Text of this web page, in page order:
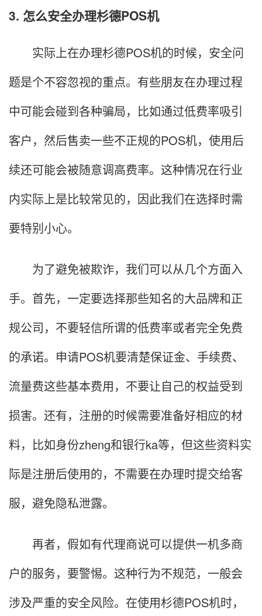
3. 怎么安全办理杉德POS机
实际上在办理杉德POS机的时候，安全问
题是个不容忽视的重点。有些朋友在办理过程
中可能会碰到各种骗局，比如通过低费率吸引
客户，然后售卖一些不正规的POS机，使用后
续还可能会被随意调高费率。这种情况在行业
内实际上是比较常见的，因此我们在选择时需
要特别小心。
为了避免被欺诈，我们可以从几个方面入
手。首先，一定要选择那些知名的大品牌和正
规公司，不要轻信所谓的低费率或者完全免费
的承诺。申请POS机要清楚保证金、手续费、
流量费这些基本费用，不要让自己的权益受到
损害。还有，注册的时候需要准备好相应的材
料，比如身份zheng和银行ka等，但这些资料实
际是注册后使用的，不需要在办理时提交给客
服，避免隐私泄露。
再者，假如有代理商说可以提供一机多商
户的服务，要警惕。这种行为不规范，一般会
涉及严重的安全风险。在使用杉德POS机时，